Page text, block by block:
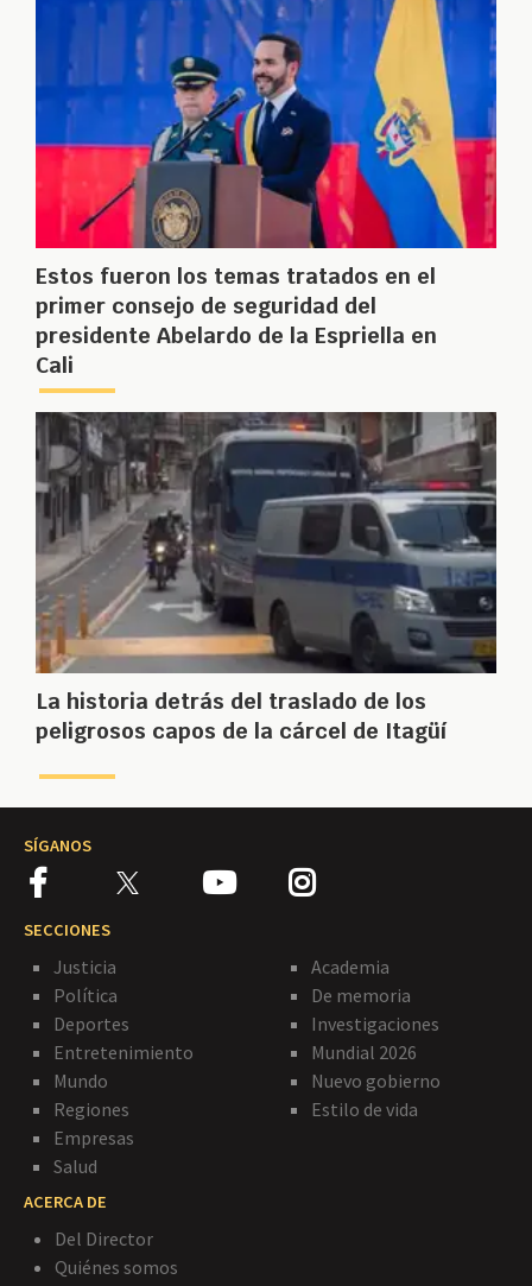
Estos fueron los temas tratados en el
primer consejo de seguridad del
presidente Abelardo de la Espriella en
Cali
La historia detrás del traslado de los
peligrosos capos de la cárcel de Itagüí
SÍGANOS
SECCIONES
Justicia
Política
Deportes
Entretenimiento
Mundo
Regiones
Empresas
Salud
Academia
De memoria
Investigaciones
Mundial 2026
Nuevo gobierno
Estilo de vida
ACERCA DE
Del Director
Quiénes somos